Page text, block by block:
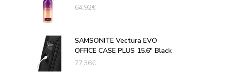
64,92€
SAMSONITE Vectura EVO
OFFICE CASE PLUS 15.6" Black
77,36€